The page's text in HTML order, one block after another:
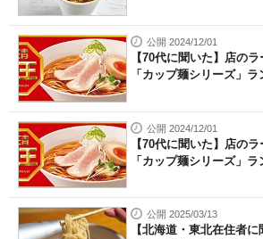
公開 2024/12/01
【70代に聞いた】店の
「カップ麺シリーズ」
公開 2024/12/01
【70代に聞いた】店の
「カップ麺シリーズ」
公開 2025/03/13
【北海道・東北在住者